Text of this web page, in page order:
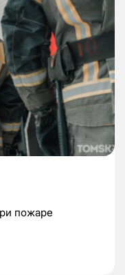
пожаре